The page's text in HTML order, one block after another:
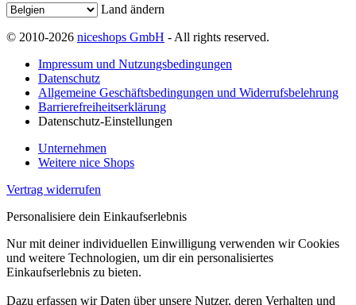
Land ändern
© 2010-2026 niceshops GmbH - All rights reserved.
Impressum und Nutzungsbedingungen
Datenschutz
Allgemeine Geschäftsbedingungen und Widerrufsbelehrung
Barrierefreiheitserklärung
Datenschutz-Einstellungen
Unternehmen
Weitere nice Shops
Vertrag widerrufen
Personalisiere dein Einkaufserlebnis
Nur mit deiner individuellen Einwilligung verwenden wir Cookies
und weitere Technologien, um dir ein personalisiertes
Einkaufserlebnis zu bieten.
Dazu erfassen wir Daten über unsere Nutzer, deren Verhalten und